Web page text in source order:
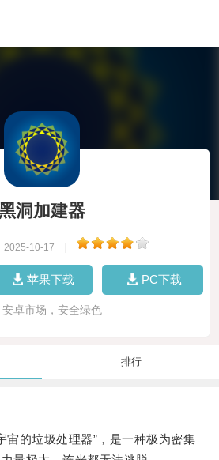
洞加建器
2025-10-17
苹果下载 PC下载
安卓市场，安全绿色
排行
的垃圾处理器”，是一种极为密集